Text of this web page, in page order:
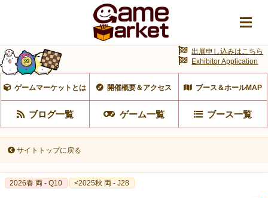
ゲームマーケットとは 開催概要＆アクセス ブース＆ホールMAP
ブログ一覧 ゲーム一覧 ブース一覧
出展申し込みはこちら
Exhibitor Application
サイトトップに戻る
2026春 両 - Q10 <2025秋 両 - J28